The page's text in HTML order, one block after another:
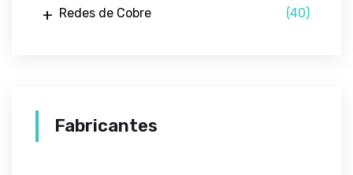
Redes de Cobre (40)
Fabricantes